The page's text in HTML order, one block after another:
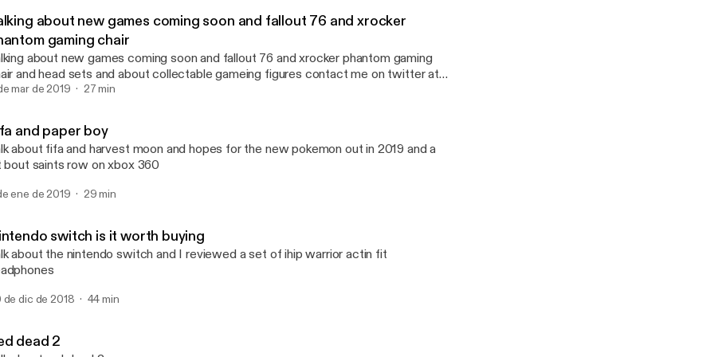
about new games coming soon and fallout 76 and xrocker
gaming chair
about new games coming soon and fallout 76 and xrocker phantom gaming
and head sets and about collectable gameing figures contact me on twitter at
mar de 2019 27 min
and paper boy
about fifa and harvest moon and hopes for the new pokemon out in 2019 and a
bout saints row on xbox 360
ene de 2019 29 min
switch is it worth buying
about the nintendo switch and I reviewed a set of ihip warrior actin fit
de dic de 2018 44 min
dead 2